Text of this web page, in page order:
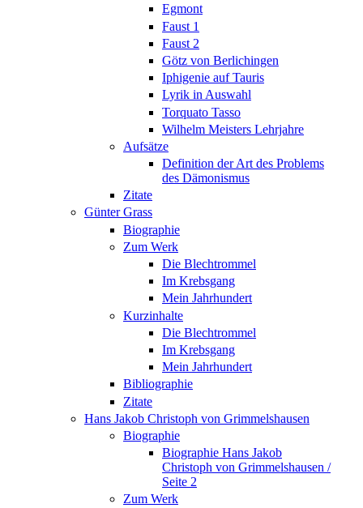
Egmont
Faust 1
Faust 2
Götz von Berlichingen
Iphigenie auf Tauris
Lyrik in Auswahl
Torquato Tasso
Wilhelm Meisters Lehrjahre
Aufsätze
Definition der Art des Problems
des Dämonismus
Zitate
Günter Grass
Biographie
Zum Werk
Die Blechtrommel
Im Krebsgang
Mein Jahrhundert
Kurzinhalte
Die Blechtrommel
Im Krebsgang
Mein Jahrhundert
Bibliographie
Zitate
Hans Jakob Christoph von Grimmelshausen
Biographie
Biographie Hans Jakob
Christoph von Grimmelshausen /
Seite 2
Zum Werk